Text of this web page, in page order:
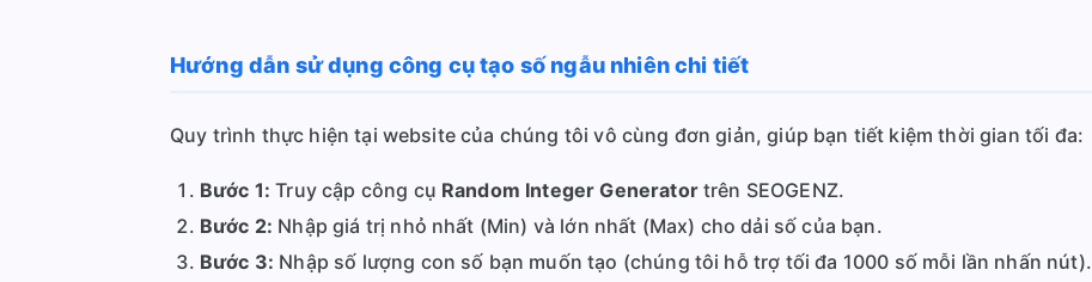
Hướng dẫn sử dụng công cụ tạo số ngẫu nhiên chi tiết
Quy trình thực hiện tại website của chúng tôi vô cùng đơn giản, giúp bạn tiết kiệm thời gian tối đa:
Bước 1: Truy cập công cụ Random Integer Generatortrên SEOGENZ.
Bước 2: Nhập giá trị nhỏ nhất (Min) và lớn nhất (Max) cho dải số của bạn.
Bước 3: Nhập số lượng con số bạn muốn tạo (chúng tôi hỗ trợ tối đa 1000 số mỗi lần nhấn nút).